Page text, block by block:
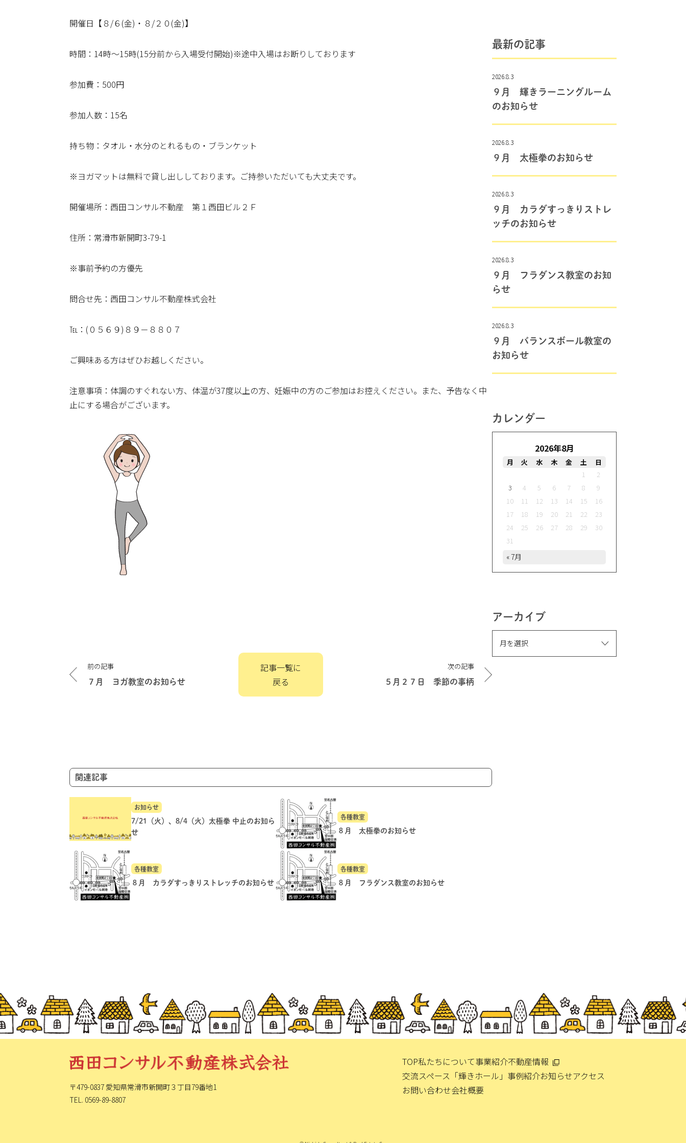
開催日【８/６(金)・８/２０(金)】
時間：14時～15時(15分前から入場受付開始)※途中入場はお断りしております
参加費：500円
参加人数：15名
持ち物：タオル・水分のとれるもの・ブランケット
※ヨガマットは無料で貸し出ししております。ご持参いただいても大丈夫です。
開催場所：西田コンサル不動産 第１西田ビル２Ｆ
住所：常滑市新開町3-79-1
※事前予約の方優先
問合せ先：西田コンサル不動産株式会社
℡：(０５６９)８９－８８０７
ご興味ある方はぜひお越しください。
注意事項：体調のすぐれない方、体温が37度以上の方、妊娠中の方のご参加はお控えください。また、予告なく中
止にする場合がございます。
稿
ナ
前の記事
７月 ヨガ教室のお知らせ
記事一覧に
戻る
次の記事
５月２７日 季節の事柄
関連記事
お知らせ
7/21（火）、8/4（火）太極拳 中止のお知ら
せ
各種教室
８月 太極拳のお知らせ
各種教室
８月 カラダすっきりストレッチのお知らせ
各種教室
８月 フラダンス教室のお知らせ
最新の記事
2026.8.3
９月 輝きラーニングルーム
のお知らせ
2026.8.3
９月 太極拳のお知らせ
2026.8.3
９月 カラダすっきりストレ
ッチのお知らせ
2026.8.3
９月 フラダンス教室のお知
らせ
2026.8.3
９月 バランスボール教室の
お知らせ
カレンダー
2026年8月
月 火 水 木 金 土
日
1
2
3
4 5 6 7 8
9
10
11 12 13 14 15
16
17
18 19 20 21 22
23
24
25 26 27 28 29
30
31
« 7月
アーカイブ
〒479-0837 愛知県常滑市新開町３丁目79番地1
TEL. 0569-89-8807
TOP私たちについて事業紹介不動産情報
交流スペース「輝きホール」 事例紹介お知らせアクセス
お問い合わせ会社概要